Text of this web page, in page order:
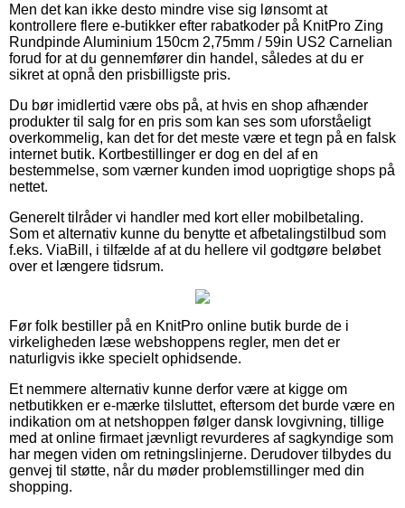
Men det kan ikke desto mindre vise sig lønsomt at
kontrollere flere e-butikker efter rabatkoder på KnitPro Zing
Rundpinde Aluminium 150cm 2,75mm / 59in US2 Carnelian
forud for at du gennemfører din handel, således at du er
sikret at opnå den prisbilligste pris.
Du bør imidlertid være obs på, at hvis en shop afhænder
produkter til salg for en pris som kan ses som uforståeligt
overkommelig, kan det for det meste være et tegn på en falsk
internet butik. Kortbestillinger er dog en del af en
bestemmelse, som værner kunden imod uoprigtige shops på
nettet.
Generelt tilråder vi handler med kort eller mobilbetaling.
Som et alternativ kunne du benytte et afbetalingstilbud som
f.eks. ViaBill, i tilfælde af at du hellere vil godtgøre beløbet
over et længere tidsrum.
Før folk bestiller på en KnitPro online butik burde de i
virkeligheden læse webshoppens regler, men det er
naturligvis ikke specielt ophidsende.
Et nemmere alternativ kunne derfor være at kigge om
netbutikken er e-mærke tilsluttet, eftersom det burde være en
indikation om at netshoppen følger dansk lovgivning, tillige
med at online firmaet jævnligt revurderes af sagkyndige som
har megen viden om retningslinjerne. Derudover tilbydes du
genvej til støtte, når du møder problemstillinger med din
shopping.